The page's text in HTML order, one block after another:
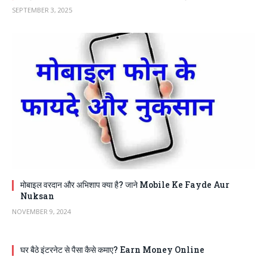
SEPTEMBER 3, 2025
मोबाइल वरदान और अभिशाप क्या है? जाने Mobile Ke Fayde Aur
Nuksan
NOVEMBER 9, 2024
घर बैठे इंटरनेट से पैसा कैसे कमाए? Earn Money Online